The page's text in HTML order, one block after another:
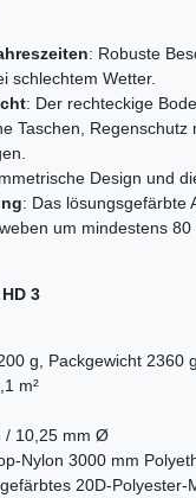
: Robuste
schlechtem Wetter.
: Der rechteckige
Taschen,
Design und
: Das lösungsgefärbte
um mindestens 80
3
g, Packgewicht 2360 g
m²
/ 10,25 mm Ø
Nylon 3000 mm
20D-